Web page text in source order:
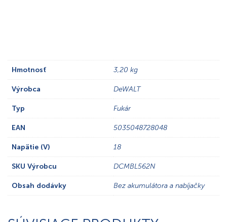
Hmotnosť 3,20 kg
Výrobca DeWALT
Typ Fukár
EAN 5035048728048
Napätie (V) 18
SKU Výrobcu DCMBL562N
Obsah dodávky Bez akumulátora a nabíjačky